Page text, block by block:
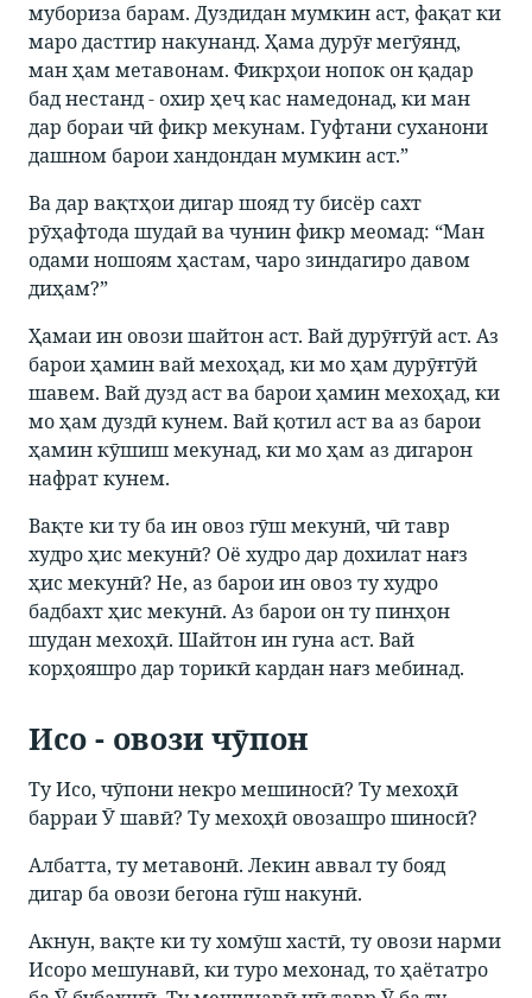
мубориза барам. Дуздидан мумкин аст, фақат ки
маро дастгир накунанд. Ҳама дурӯғ мегӯянд,
ман ҳам метавонам. Фикрҳои нопок он қадар
бад нестанд - охир ҳеҷ кас намедонад, ки ман
дар бораи чӣ фикр мекунам. Гуфтани суханони
дашном барои хандондан мумкин аст.”
Ва дар вақтҳои дигар шояд ту бисёр сахт
рӯҳафтода шудаӣ ва чунин фикр меомад: “Ман
одами ношоям ҳастам, чаро зиндагиро давом
диҳам?”
Ҳамаи ин овози шайтон аст. Вай дурӯғгӯй аст. Аз
барои ҳамин вай мехоҳад, ки мо ҳам дурӯғгӯй
шавем. Вай дузд аст ва барои ҳамин мехоҳад, ки
мо ҳам дуздӣ кунем. Вай қотил аст ва аз барои
ҳамин кӯшиш мекунад, ки мо ҳам аз дигарон
нафрат кунем.
Вақте ки ту ба ин овоз гӯш мекунӣ, чӣ тавр
худро ҳис мекунӣ? Оё худро дар дохилат нағз
ҳис мекунӣ? Не, аз барои ин овоз ту худро
бадбахт ҳис мекунӣ. Аз барои он ту пинҳон
шудан мехоҳӣ. Шайтон ин гуна аст. Вай
корҳояшро дар торикӣ кардан нағз мебинад.
Исо - овози чӯпон
Ту Исо, чӯпони некро мешиносӣ? Ту мехоҳӣ
барраи Ӯ шавӣ? Ту мехоҳӣ овозашро шиносӣ?
Албатта, ту метавонӣ. Лекин аввал ту бояд
дигар ба овози бегона гӯш накунӣ.
Акнун, вақте ки ту хомӯш хастӣ, ту овози нарми
Исоро мешунавӣ, ки туро мехонад, то ҳаётатро